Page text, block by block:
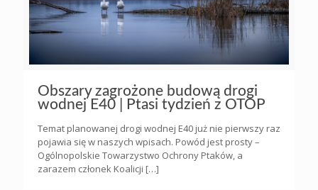
Obszary zagrożone budową drogi
wodnej E40 | Ptasi tydzień z OTOP
Temat planowanej drogi wodnej E40 już nie pierwszy raz
pojawia się w naszych wpisach. Powód jest prosty –
Ogólnopolskie Towarzystwo Ochrony Ptaków, a
zarazem członek Koalicji […]